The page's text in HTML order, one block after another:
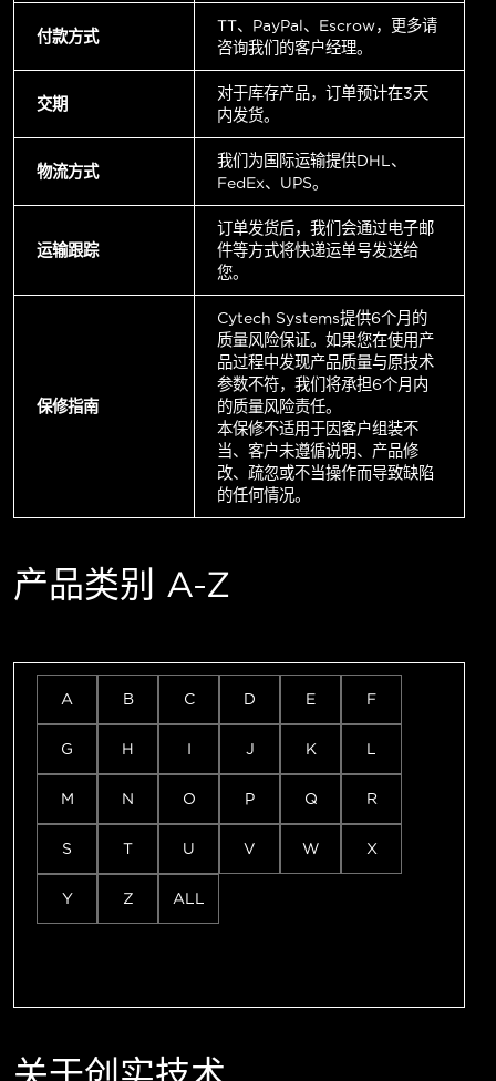
付款方式
TT、PayPal、Escrow，更多请
咨询我们的客户经理。
交期
对于库存产品，订单预计在3天
内发货。
物流方式
我们为国际运输提供DHL、
FedEx、UPS。
运输跟踪
订单发货后，我们会通过电子邮
件等方式将快递运单号发送给
您。
保修指南
Cytech Systems提供6个月的
质量风险保证。如果您在使用产
品过程中发现产品质量与原技术
参数不符，我们将承担6个月内
的质量风险责任。
本保修不适用于因客户组装不
当、客户未遵循说明、产品修
改、疏忽或不当操作而导致缺陷
的任何情况。
产品类别 A-Z
A B C D E F
G H I J K L
M N O P Q R
S T U V W X
Y Z ALL